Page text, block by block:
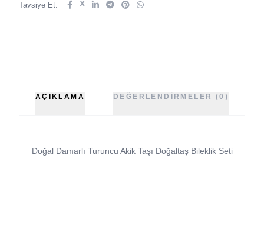
Tavsiye Et: X
AÇIKLAMA DEĞERLENDIRMELER (0)
Doğal Damarlı Turuncu Akik Taşı Doğaltaş Bileklik Seti